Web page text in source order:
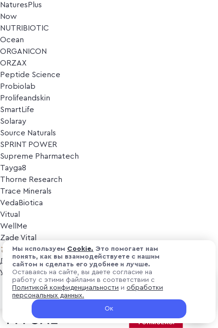
NaturesPlus
Now
NUTRIBIOTIC
Ocean
ORGANICON
ORZAX
Peptide Science
Probiolab
Prolifeandskin
SmartLife
Solaray
Source Naturals
SPRINT POWER
Supreme Pharmatech
Tayga8
Thorne Research
Trace Minerals
VedaBiotica
Vitual
WellMe
Zade Vital
Косметика
Дезодоранты
Уход за лицом
Уход за телом
Популярные бренды
₽ 6 000
+ 180 ₽ витуальками
В корзину
Мы используем Cоokіе. Это помогает нам
понять, как вы взаимодействуете с нашим
сайтом и сделать его удобнее и лучше.
Оставаясь на сайте, вы даете согласие на
работу с этими файлами в соответствии с
Политикой конфиденциальности и обработки
персональных данных.
Ок